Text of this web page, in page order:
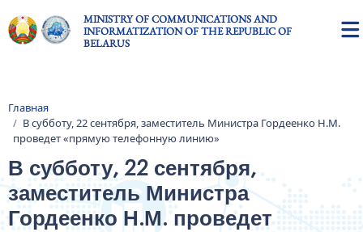
MINISTRY OF COMMUNICATIONS AND
INFORMATIZATION OF THE REPUBLIC OF
BELARUS
Breadcrumb
Главная
В субботу, 22 сентября, заместитель Министра Гордеенко Н.М.
проведет «прямую телефонную линию»
В субботу, 22 сентября,
заместитель Министра
Гордеенко Н.М. проведет